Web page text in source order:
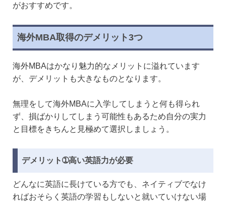
がおすすめです。
海外MBA取得のデメリット3つ
海外MBAはかなり魅力的なメリットに溢れています
が、デメリットも大きなものとなります。
無理をして海外MBAに入学してしまうと何も得られ
ず、損ばかりしてしまう可能性もあるため自分の実力
と目標をきちんと見極めて選択しましょう。
デメリット➀高い英語力が必要
どんなに英語に長けている方でも、ネイティブでなけ
ればおそらく英語の学習もしないと就いていけない場